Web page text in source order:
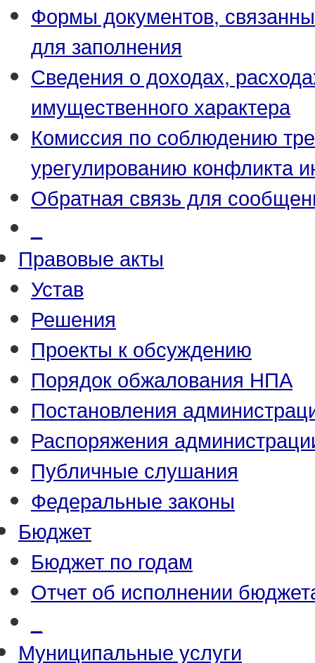
Формы документов,
для заполнения
Сведения о доходах,
имущественного характера
Комиссия по соблюдению
урегулированию конфликта
Обратная связь для
Правовые акты
Устав
Решения
Проекты к обсуждению
Порядок обжалования НПА
Постановления
Распоряжения
Публичные слушания
Федеральные законы
Бюджет
Бюджет по годам
Отчет об исполнении
Муниципальные услуги